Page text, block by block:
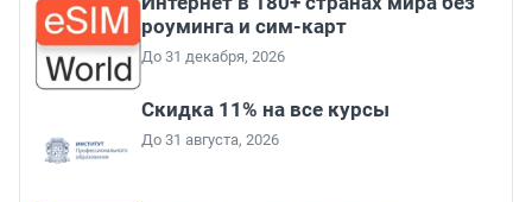
роуминга и сим-карт
До 31 декабря, 2026
Скидка 11% на все курсы
До 31 августа, 2026